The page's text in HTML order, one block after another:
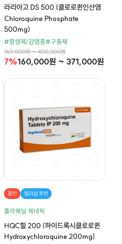
라리아고 DS 500 (클로로퀸인산염
Chloroquine Phosphate
500mg)
#항생제/감염증#구충제
160,000원 ~ 400,000원
7%160,000원 ~ 371,000원
할인 델리샵 추천
플라퀘닐 제네릭
HQC힐 200 (하이드록시클로로퀸
Hydroxychloroquine 200mg)